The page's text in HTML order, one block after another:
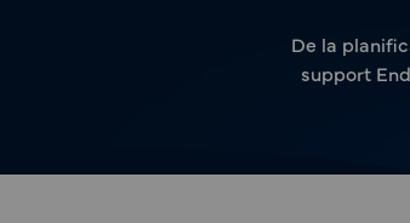
De la
support